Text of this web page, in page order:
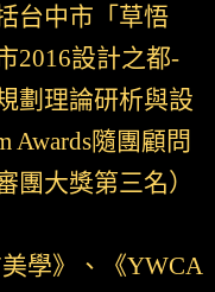
台中市「草悟
2016設計之都-
劃理論研析與設
Awards隨團顧問
團大獎第三名）
學》、《YWCA